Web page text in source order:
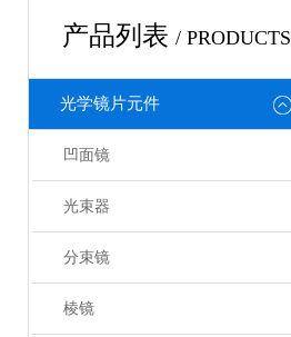
产品列表 / PRODUCTS
光学镜片元件
凹面镜
光束器
分束镜
棱镜